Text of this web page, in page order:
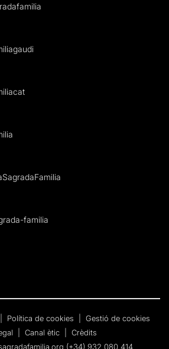
familia
Política de cookies
Gestió de cookies
Canal ètic
Crèdits
(+34) 932 080 414